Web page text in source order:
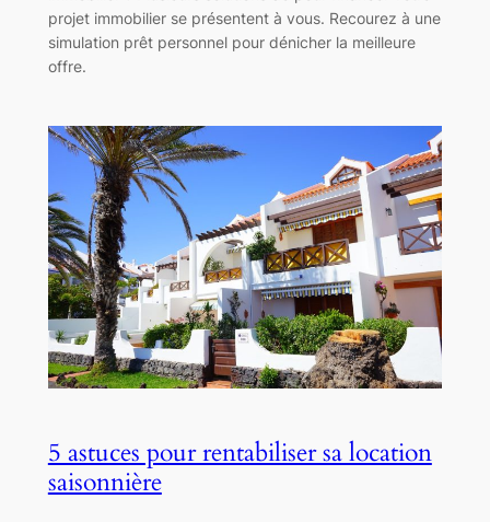
projet immobilier se présentent à vous. Recourez à une
simulation prêt personnel pour dénicher la meilleure
offre.
5 astuces pour rentabiliser sa location
saisonnière